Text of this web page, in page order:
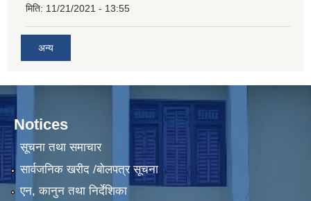
मिति: 11/21/2021 - 13:55
अन्य
Notices
सूचना तथा समाचार
सार्वजनिक खरीद /बोलपत्र सूचना
एन, कानुन तथा निर्देशिका